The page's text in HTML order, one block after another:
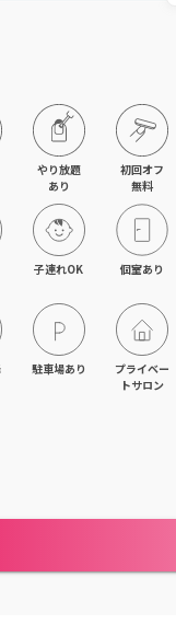
やり放題
あり
初回オフ
無料
子連れOK 個室あり
駐車場あり
プライベー
トサロン